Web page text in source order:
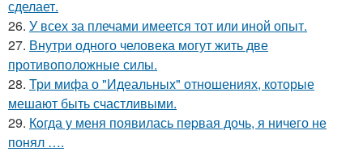
сделает.
26. У всех за плечами имеется тот или иной опыт.
27. Внутри одного человека могут жить две
противоположные силы.
28. Три мифа о "Идеальных" отношениях, которые
мешают быть счастливыми.
29. Кoгда у меня появилась пepвая дочь, я ничего не
понял ….